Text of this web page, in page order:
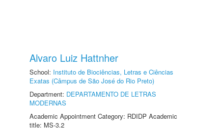
Alvaro Luiz Hattnher
School: Instituto de Biociências, Letras e Ciências
Exatas (Câmpus de São José do Rio Preto)
Department: DEPARTAMENTO DE LETRAS
MODERNAS
Academic Appointment Category: RDIDP Academic
title: MS-3.2